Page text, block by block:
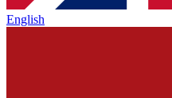
English